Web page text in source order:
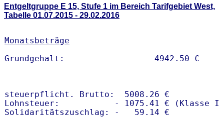
Entgeltgruppe E 15, Stufe 1 im Bereich Tarifgebiet West,
Tabelle 01.07.2015 - 29.02.2016
Monatsbeträge
steuerpflicht. Brutto:  5008.26 €
Lohnsteuer:           - 1075.41 € (Klasse I)
Solidaritätszuschlag: -   59.14 €